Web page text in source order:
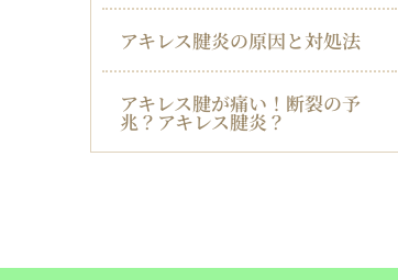
アキレス腱炎の原因と対処法
アキレス腱が痛い！断裂の予
兆？アキレス腱炎？